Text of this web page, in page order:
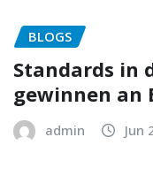
BLOGS
Standards in
gewinnen an
admin Jun